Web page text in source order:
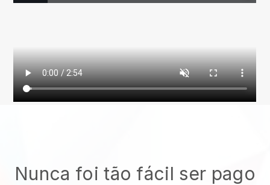
Nunca foi tão fácil ser pago